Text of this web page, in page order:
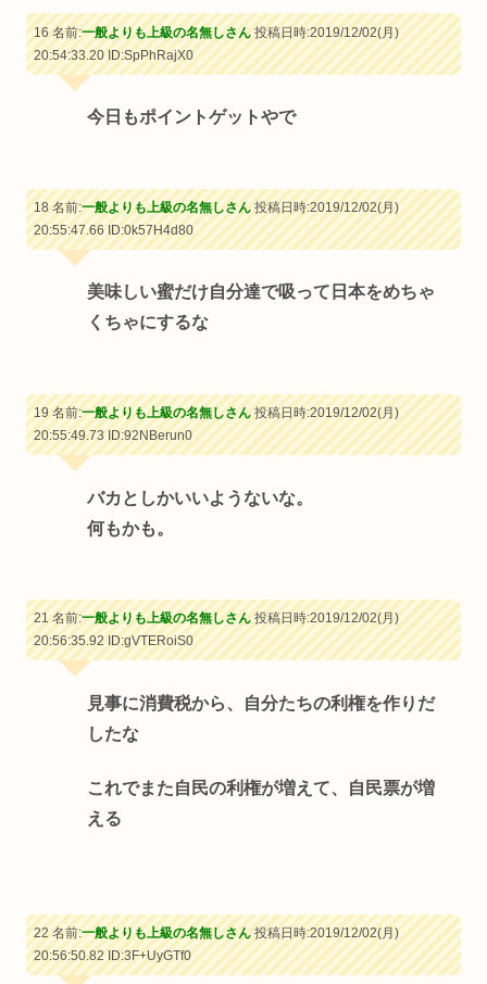
16 名前:一般よりも上級の名無しさん投稿日時:2019/12/02(月)
20:54:33.20ID:SpPhRajX0
今日もポイントゲットやで
18 名前:一般よりも上級の名無しさん投稿日時:2019/12/02(月)
20:55:47.66ID:0k57H4d80
美味しい蜜だけ自分達で吸って日本をめちゃ
くちゃにするな
19 名前:一般よりも上級の名無しさん投稿日時:2019/12/02(月)
20:55:49.73ID:92NBerun0
バカとしかいいようないな。
何もかも。
21 名前:一般よりも上級の名無しさん投稿日時:2019/12/02(月)
20:56:35.92ID:gVTERoiS0
見事に消費税から、自分たちの利権を作りだ
したな
これでまた自民の利権が増えて、自民票が増
える
22 名前:一般よりも上級の名無しさん投稿日時:2019/12/02(月)
20:56:50.82ID:3F+UyGTf0